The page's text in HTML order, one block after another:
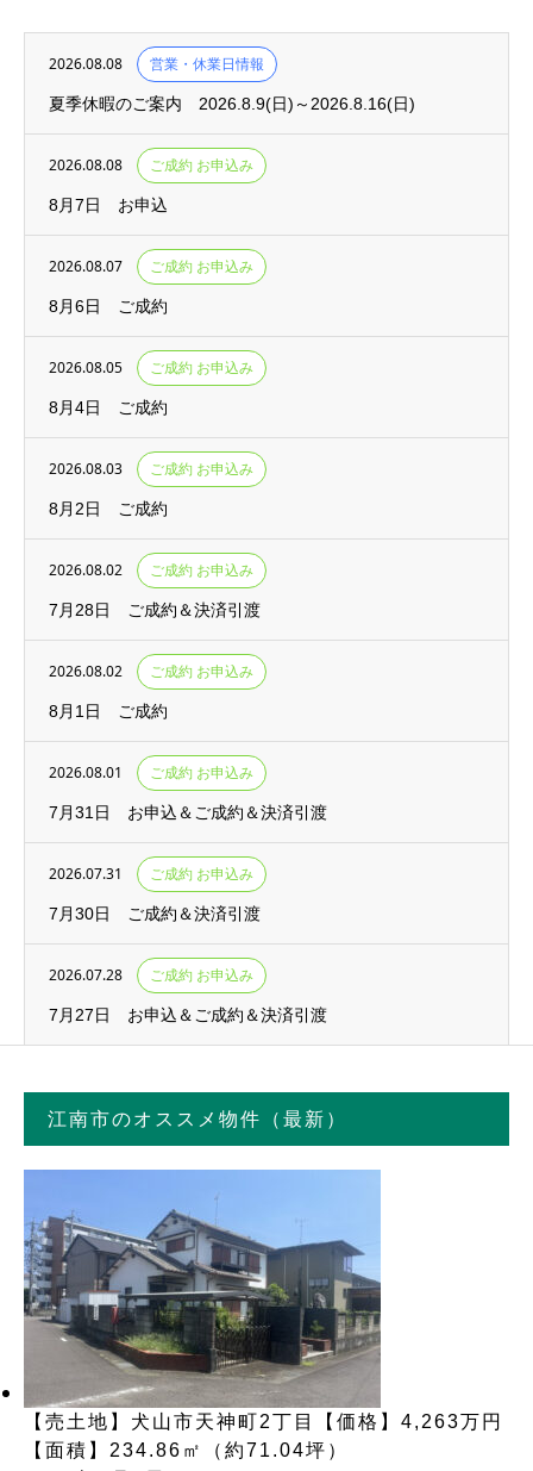
2026.08.08 営業・休業日情報
夏季休暇のご案内 2026.8.9(日)～2026.8.16(日)
2026.08.08 ご成約 お申込み
8月7日 お申込
2026.08.07 ご成約 お申込み
8月6日 ご成約
2026.08.05 ご成約 お申込み
8月4日 ご成約
2026.08.03 ご成約 お申込み
8月2日 ご成約
2026.08.02 ご成約 お申込み
7月28日 ご成約＆決済引渡
2026.08.02 ご成約 お申込み
8月1日 ご成約
2026.08.01 ご成約 お申込み
7月31日 お申込＆ご成約＆決済引渡
2026.07.31 ご成約 お申込み
7月30日 ご成約＆決済引渡
2026.07.28 ご成約 お申込み
7月27日 お申込＆ご成約＆決済引渡
江南市のオススメ物件（最新）
【売土地】犬山市天神町2丁目【価格】4,263万円
【面積】234.86㎡（約71.04坪）